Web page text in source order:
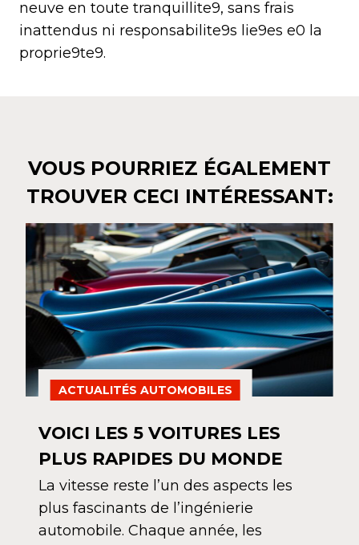
neuve en toute tranquillite9, sans frais
inattendus ni responsabilite9s lie9es e0 la
proprie9te9.
VOUS POURRIEZ ÉGALEMENT
TROUVER CECI INTÉRESSANT:
ACTUALITÉS AUTOMOBILES
VOICI LES 5 VOITURES LES
PLUS RAPIDES DU MONDE
La vitesse reste l’un des aspects les
plus fascinants de l’ingénierie
automobile. Chaque année, les